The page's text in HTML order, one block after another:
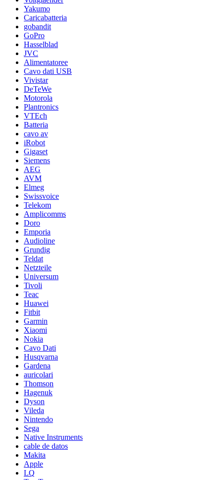
Yakumo
Caricabatteria
gobandit
GoPro
Hasselblad
JVC
Alimentatoree
Cavo dati USB
Vivistar
DeTeWe
Motorola
Plantronics
VTEch
Batteria
cavo av
iRobot
Gigaset
Siemens
AEG
AVM
Elmeg
Swissvoice
Telekom
Amplicomms
Doro
Emporia
Audioline
Grundig
Teldat
Netzteile
Universum
Tivoli
Teac
Huawei
Fitbit
Garmin
Xiaomi
Nokia
Cavo Dati
Husqvarna
Gardena
auricolari
Thomson
Hagenuk
Dyson
Vileda
Nintendo
Sega
Native Instruments
cable de datos
Makita
Apple
LQ